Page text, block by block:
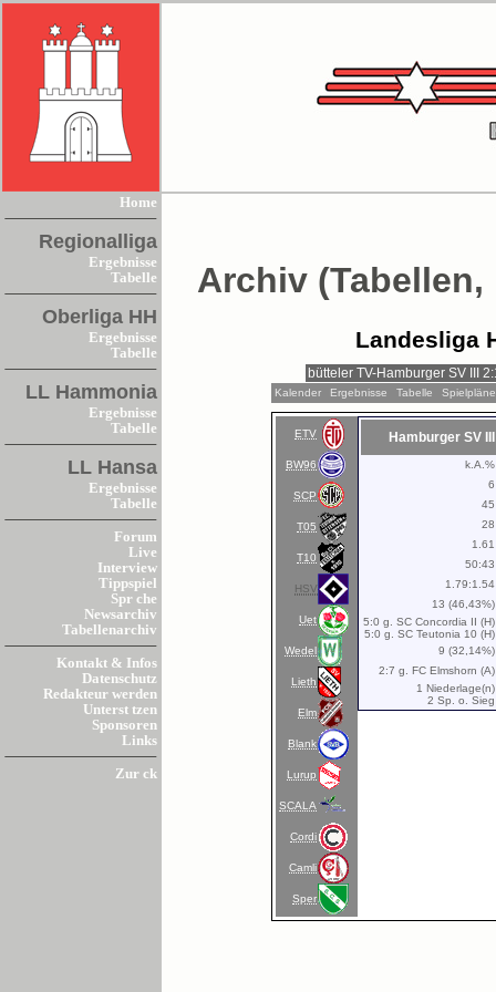
Home
Regionalliga
Ergebnisse
Tabelle
Oberliga HH
Ergebnisse
Tabelle
LL Hammonia
Ergebnisse
Tabelle
LL Hansa
Ergebnisse
Tabelle
Forum
Live
Interview
Tippspiel
Spr che
Newsarchiv
Tabellenarchiv
Kontakt & Infos
Datenschutz
Redakteur werden
Unterst tzen
Sponsoren
Links
Zur ck
Archiv
Landesliga
Kalender Ergebnisse Tabelle Spielpläne
ETV
BW96
SCP
T05
T10
HSV
Uet
Wedel
Lieth
Elm
Blank
Lurup
SCALA
Cordi
Camli
Sper
Hamburger SV III
k.A.%
6
45
28
1.61
50:43
1.79:1.54
13 (46,43%)
5:0 g. SC Concordia II (H)
5:0 g. SC Teutonia 10 (H)
9 (32,14%)
2:7 g. FC Elmshorn (A)
1 Niederlage(n)
2 Sp. o. Sieg